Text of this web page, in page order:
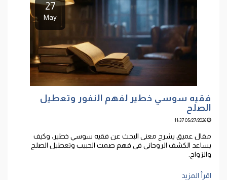
27
May
فقيه سوسي خطير لفهم النفور وتعطيل
الصلح
05/27/2026 11:37
مقال عميق يشرح معنى البحث عن فقيه سوسي خطير، وكيف
يساعد الكشف الروحاني في فهم صمت الحبيب وتعطيل الصلح
والزواج.
اقرأ المزيد